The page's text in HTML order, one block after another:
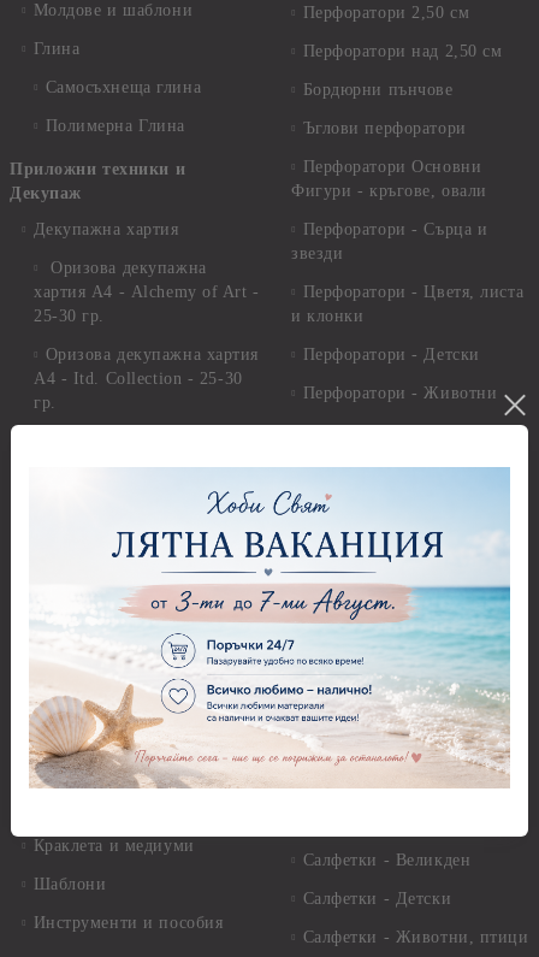
Молдове и шаблони
Глина
Самосъхнеща глина
Полимерна Глина
Приложни техники и
Декупаж
Декупажна хартия
Оризова декупажна
хартия А4 - Alchemy of Art -
25-30 гр.
Оризова декупажна хартия
А4 - Itd. Collection - 25-30
гр.
хартия Stamperia - 21 х
Декупажна хартия - Други
Вакс пасти
Грунд, Основи, Релефни
пасти
Варак, Шлак метал, Фолио,
Пантна
Лакове и защитни покрития
Краклета и медиуми
Шаблони
Инструменти и пособия
Перфоратори 2,50 см
Перфоратори над 2,50 см
Бордюрни пънчове
Ъглови перфоратори
Перфоратори Основни
Фигури - кръгове, овали
Перфоратори - Сърца и
звезди
Перфоратори - Цветя, листа
и клонки
Перфоратори - Детски
Перфоратори - Животни
Рисуване
Грунд и почистващи
разтвори
Платна за рисуване
Стативи и поставки
Четки и инструменти
Моливи, акварелни
комплекти
Салфетки - Великден
Салфетки - Детски
Салфетки - Животни, птици